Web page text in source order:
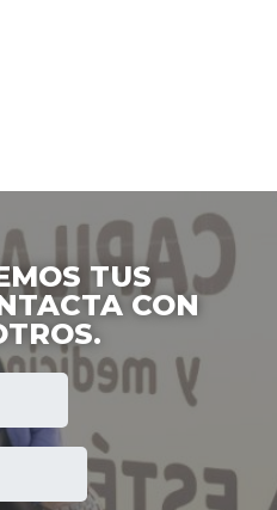
TUS
CON